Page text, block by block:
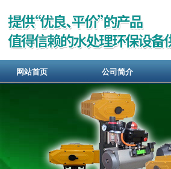
网站首页 公司简介